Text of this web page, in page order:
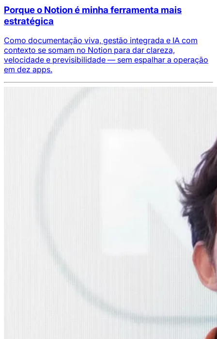
Porque o Notion é minha ferramenta mais
estratégica
Como documentação viva, gestão integrada e IA com
contexto se somam no Notion para dar clareza,
velocidade e previsibilidade — sem espalhar a operação
em dez apps.